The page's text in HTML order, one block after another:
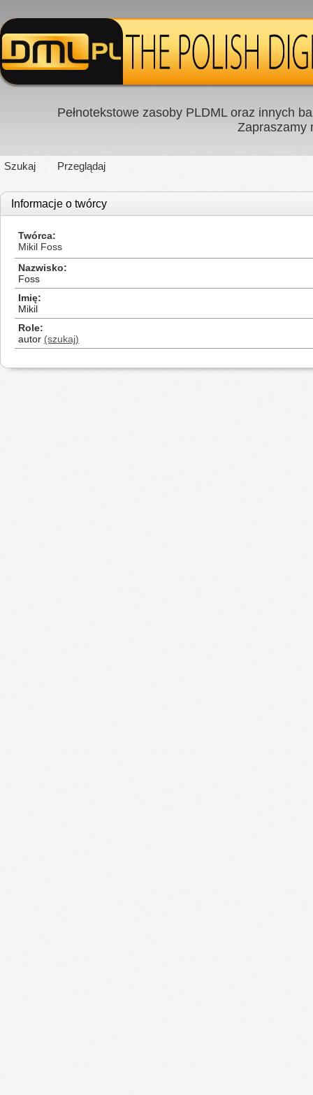
Pełnotekstowe zasoby PLDML oraz innych
Zapraszamy
Szukaj Przeglądaj
Informacje o twórcy
Twórca
Mikil Foss
Nazwisko
Foss
Imię
Mikil
Role
autor (szukaj)